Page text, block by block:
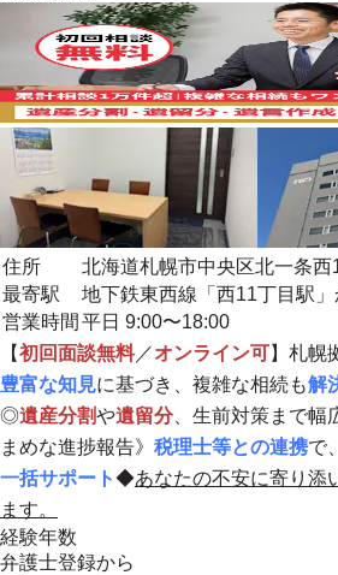
住所
北海道札幌市中央区北一条
最寄駅
地下鉄東西線「西11丁目駅
営業時間 平日 9:00〜18:00
【初回面談無料／オンライン可】札幌
豊富な知見に基づき、複雑な相続も解
◎遺産分割や遺留分、生前対策まで幅
まめな進捗報告》 税理士等との連携で
一括サポート◆あなたの不安に寄り添
ます。
経験年数
弁護士登録から